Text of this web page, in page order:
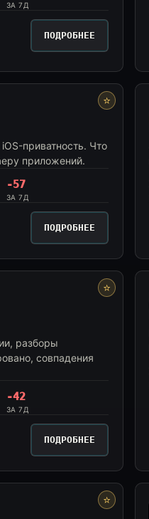
ЗА 7Д
ПОДРОБНЕЕ
⭐
приватность. Что
приложений.
-57
ЗА 7Д
ПОДРОБНЕЕ
⭐
разборы
совпадения
-42
ЗА 7Д
ПОДРОБНЕЕ
⭐